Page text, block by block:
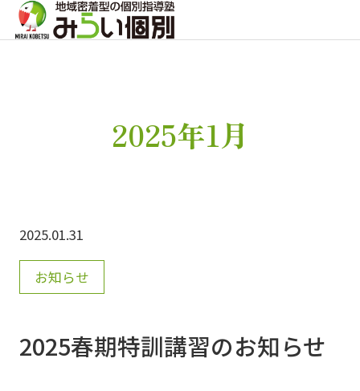
2025年1月
2025.01.31
お知らせ
2025春期特訓講習のお知らせ